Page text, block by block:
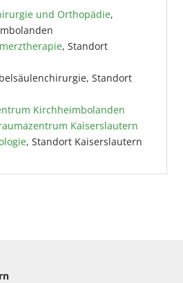
und Orthopädie,
, Standort
Standort
Kirchheimbolanden
Kaiserslautern
, Standort Kaiserslautern